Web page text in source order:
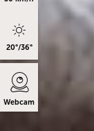
20°/36°
Webcam